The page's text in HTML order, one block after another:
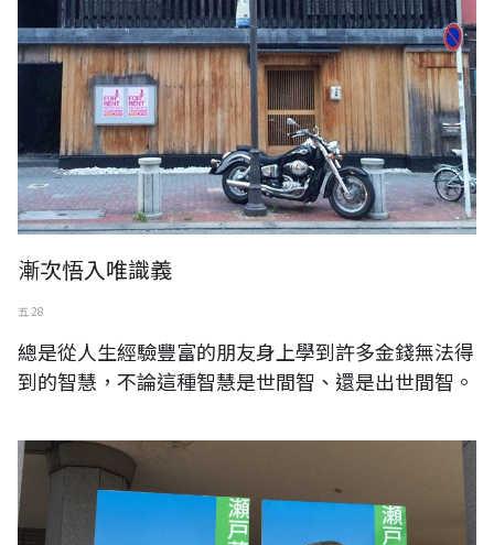
漸次悟入唯識義
五 28
總是從人生經驗豐富的朋友身上學到許多金錢無法得
到的智慧，不論這種智慧是世間智、還是出世間智。
日本。尾張瀨戶。瀨戶藏